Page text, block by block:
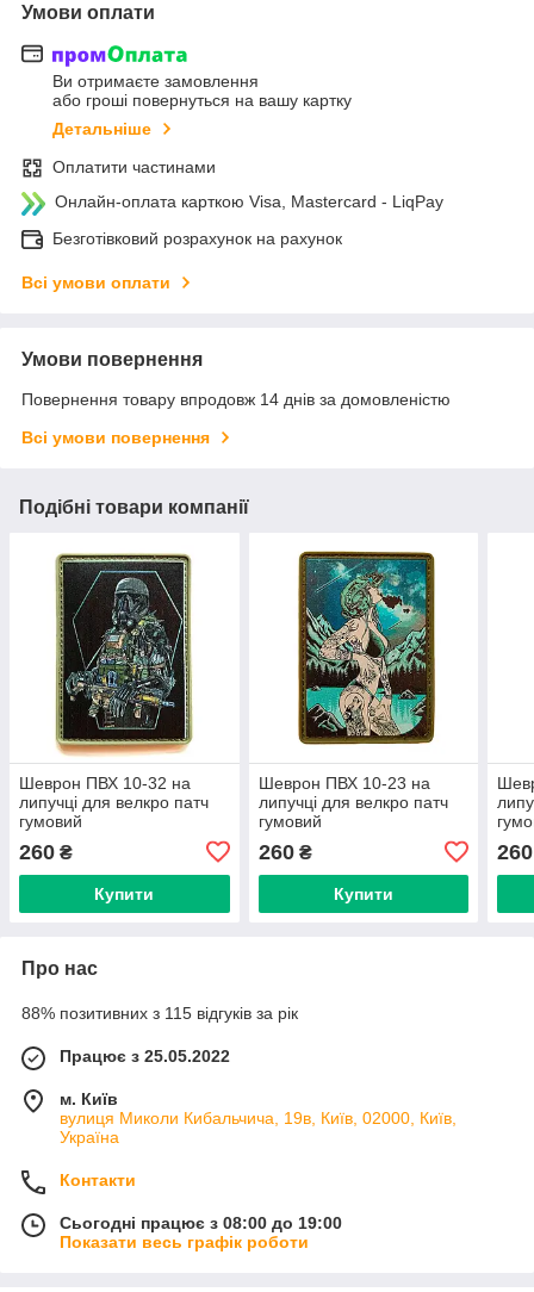
Умови оплати
Ви отримаєте замовлення
або гроші повернуться на вашу картку
Детальніше
Оплатити частинами
Онлайн-оплата карткою Visa, Mastercard - LiqPay
Безготівковий розрахунок на рахунок
Всі умови оплати
Умови повернення
Повернення товару впродовж 14 днів за домовленістю
Всі умови повернення
Подібні товари компанії
Шеврон ПВХ 10-32 на
липучці для велкро патч
гумовий
260 ₴
Купити
Шеврон ПВХ 10-23 на
липучці для велкро патч
гумовий
260₴
Купити
260
Про нас
88% позитивних з 115 відгуків за рік
Працює з 25.05.2022
м. Київ
вулиця Миколи Кибальчича, 19в, Київ, 02000, Київ,
Україна
Контакти
Сьогодні працює з 08:00 до 19:00
Показати весь графік роботи